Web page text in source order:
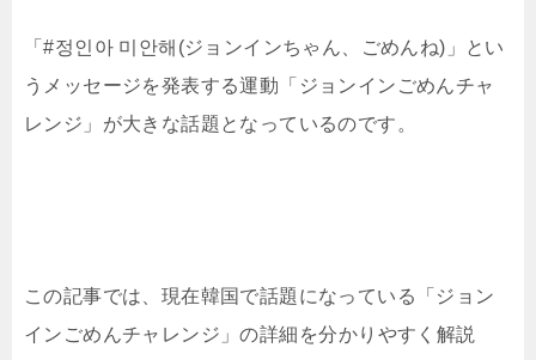
「#정인아 미안해(ジョンインちゃん、ごめんね)」とい
うメッセージを発表する運動「ジョンインごめんチャ
レンジ」が大きな話題となっているのです。
この記事では、現在韓国で話題になっている「ジョン
インごめんチャレンジ」の詳細を分かりやすく解説